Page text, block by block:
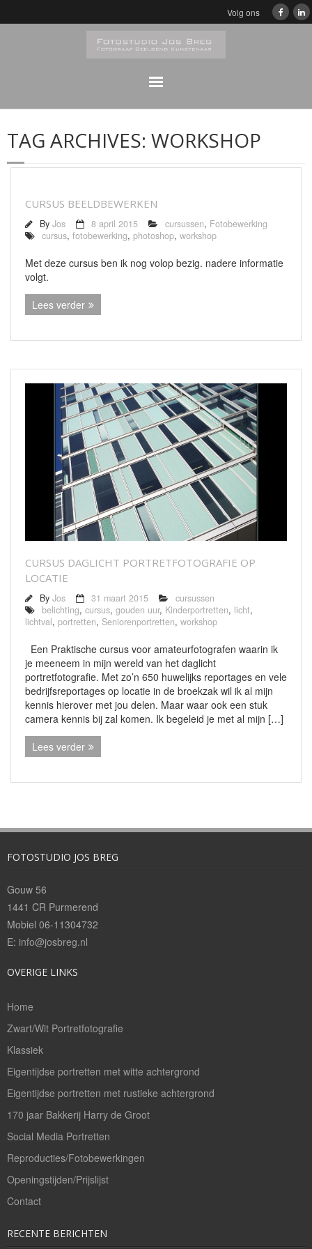
Volg ons
Home
Klassiek
Portretfotografie
Reproducties/Fotobewerkingen
Openingstijden/Prijzen
TAG ARCHIVES: WORKSHOP
CURSUS BEELDBEWERKEN
By Jos 8 april 2015 cursussen, Fotobewerking
cursus, fotobewerking, photoshop, workshop
Met deze cursus ben ik nog volop bezig. nadere informatie
volgt.
Lees verder
CURSUS DAGLICHT PORTRETFOTOGRAFIE OP
LOCATIE
By Jos 31 maart 2015
cursussen
belichting, cursus, gouden uur, Kinderportretten, licht,
lichtval, portretten, Seniorenportretten, workshop
Een Praktische cursus voor amateurfotografen waarin ik
je meeneem in mijn wereld van het daglicht
portretfotografie. Met zo’n 650 huwelijks reportages en vele
bedrijfsreportages op locatie in de broekzak wil ik al mijn
kennis hierover met jou delen. Maar waar ook een stuk
camera kennis bij zal komen. Ik begeleid je met al mijn […]
Lees verder
FOTOSTUDIO JOS BREG
Gouw 56
1441 CR Purmerend
Mobiel 06-11304732
E: info@josbreg.nl
OVERIGE LINKS
Home
Zwart/Wit Portretfotografie
Klassiek
Eigentijdse portretten met witte achtergrond
Eigentijdse portretten met rustieke achtergrond
170 jaar Bakkerij Harry de Groot
Social Media Portretten
Reproducties/Fotobewerkingen
Openingstijden/Prijslijst
Contact
RECENTE BERICHTEN